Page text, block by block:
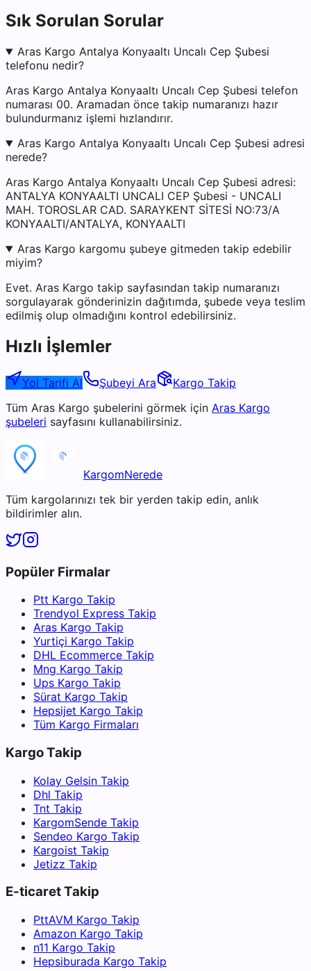
Sık Sorulan Sorular
Aras Kargo Antalya Konyaaltı Uncalı Cep Şubesi
telefonu nedir?
Aras Kargo Antalya Konyaaltı Uncalı Cep Şubesi telefon
numarası 00. Aramadan önce takip numaranızı hazır
bulundurmanız işlemi hızlandırır.
Aras Kargo Antalya Konyaaltı Uncalı Cep Şubesi adresi
nerede?
Aras Kargo Antalya Konyaaltı Uncalı Cep Şubesi adresi:
ANTALYA KONYAALTI UNCALI CEP Şubesi - UNCALI
MAH. TOROSLAR CAD. SARAYKENT SİTESİ NO:73/A
KONYAALTI/ANTALYA, KONYAALTI
Aras Kargo kargomu şubeye gitmeden takip edebilir
miyim?
Evet. Aras Kargo takip sayfasından takip numaranızı
sorgulayarak gönderinizin dağıtımda, şubede veya teslim
edilmiş olup olmadığını kontrol edebilirsiniz.
Hızlı İşlemler
Yol Tarifi Al Şubeyi Ara
Kargo Takip
Tüm Aras Kargo şubelerini görmek için Aras Kargo
şubeleri sayfasını kullanabilirsiniz.
KargomNerede
Tüm kargolarınızı tek bir yerden takip edin, anlık
bildirimler alın.
Popüler Firmalar
Ptt Kargo Takip
Trendyol Express Takip
Aras Kargo Takip
Yurtiçi Kargo Takip
DHL Ecommerce Takip
Mng Kargo Takip
Ups Kargo Takip
Sürat Kargo Takip
Hepsijet Kargo Takip
Tüm Kargo Firmaları
Kargo Takip
Kolay Gelsin Takip
Dhl Takip
Tnt Takip
KargomSende Takip
Sendeo Kargo Takip
Kargoist Takip
Jetizz Takip
E-ticaret Takip
PttAVM Kargo Takip
Amazon Kargo Takip
n11 Kargo Takip
Hepsiburada Kargo Takip